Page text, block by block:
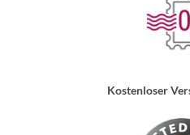
Kostenloser